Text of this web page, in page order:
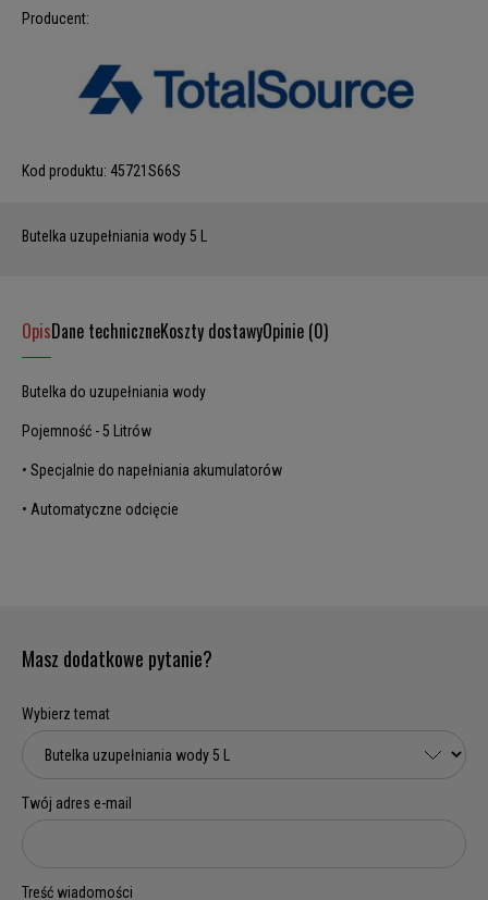
Producent:
Kod produktu: 45721S66S
Butelka uzupełniania wody 5 L
OpisDane techniczneKoszty dostawyOpinie (0)
Butelka do uzupełniania wody
Pojemność - 5 Litrów
• Specjalnie do napełniania akumulatorów
• Automatyczne odcięcie
Masz dodatkowe pytanie?